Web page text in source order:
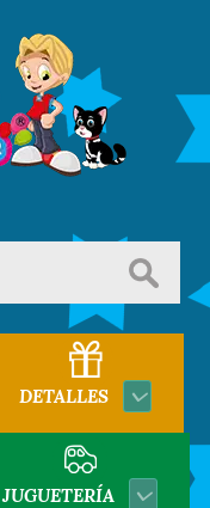
DETALLES
JUGUETERÍA